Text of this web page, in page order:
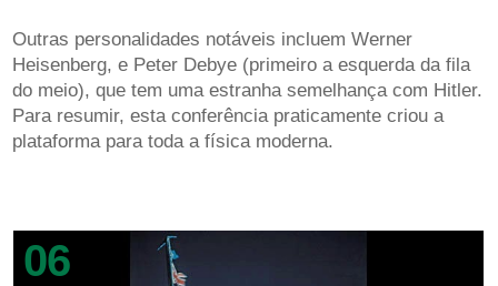
Outras personalidades notáveis ​​incluem Werner
Heisenberg, e Peter Debye (primeiro a esquerda da fila
do meio), que tem uma estranha semelhança com Hitler.
Para resumir, esta conferência praticamente criou a
plataforma para toda a física moderna.
06